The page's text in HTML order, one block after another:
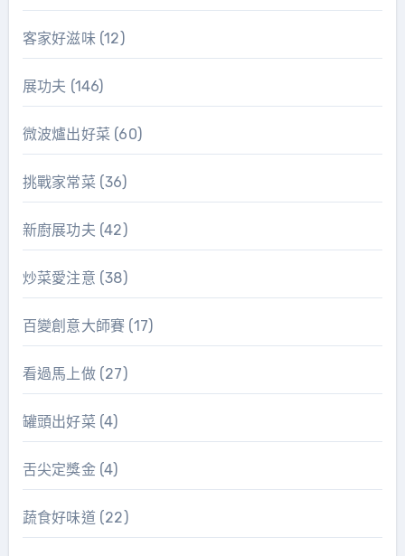
客家好滋味(12)
展功夫 (146)
微波爐出好菜 (60)
挑戰家常菜 (36)
新廚展功夫 (42)
炒菜愛注意 (38)
百變創意大師賽 (17)
看過馬上做(27)
罐頭出好菜 (4)
舌尖定獎金(4)
蔬食好味道 (22)